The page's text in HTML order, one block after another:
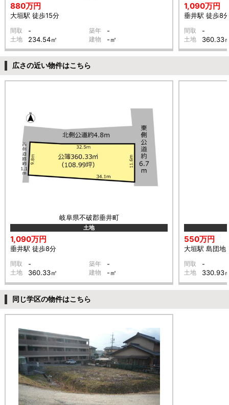
880万円
大垣駅 徒歩15分
間取 - 築年 -
土地 234.54㎡ 建物 -㎡
1,090万円
垂井駅 徒歩8
間取 -
土地 360.33
広さの近い物件はこちら
岐阜県不破郡垂井町
土地
1,090万円
垂井駅 徒歩8分
間取 - 築年 -
土地 360.33㎡ 建物 -㎡
550万円
大垣駅 島団地
間取 -
土地 330.93
同じ学区の物件はこちら